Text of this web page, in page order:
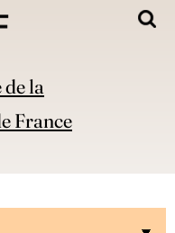
la
France